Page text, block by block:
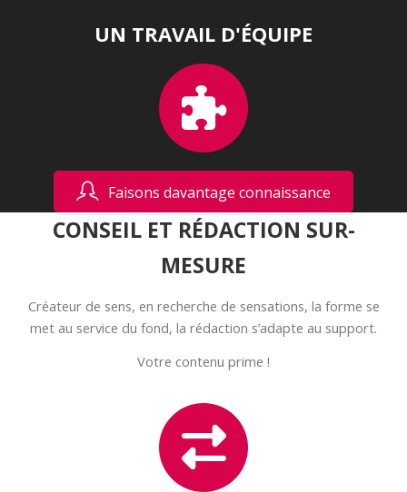
UN TRAVAIL D'ÉQUIPE
Faisons davantage connaissance
CONSEIL ET RÉDACTION SUR-
MESURE
Créateur de sens, en recherche de sensations, la forme se
met au service du fond, la rédaction s’adapte au support.
Votre contenu prime !